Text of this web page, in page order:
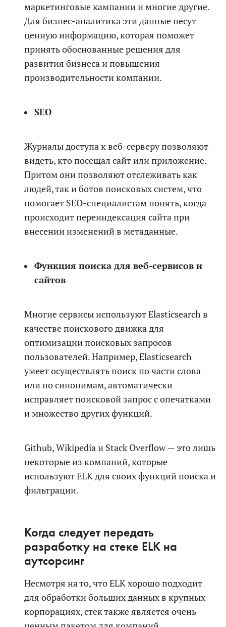
маркетинговые кампании и многие другие.
Для бизнес-аналитика эти данные несут
ценную информацию, которая поможет
принять обоснованные решения для
развития бизнеса и повышения
производительности компании.
SEO
Журналы доступа к веб-серверу позволяют
видеть, кто посещал сайт или приложение.
Притом они позволяют отслеживать как
людей, так и ботов поисковых систем, что
помогает SEO-специалистам понять, когда
происходит переиндексация сайта при
внесении изменений в метаданные.
Функция поиска для веб-сервисов и
сайтов
Многие сервисы используют Elasticsearch в
качестве поискового движка для
оптимизации поисковых запросов
пользователей. Например, Elasticsearch
умеет осуществлять поиск по части слова
или по синонимам, автоматически
исправляет поисковой запрос с опечатками
и множество других функций.
Github, Wikipedia и Stack Overflow — это лишь
некоторые из компаний, которые
используют ELK для своих функций поиска и
фильтрации.
Когда следует передать
разработку на стеке ELK на
аутсорсинг
Несмотря на то, что ELK хорошо подходит
для обработки больших данных в крупных
корпорациях, стек также является очень
СКАЧАТЬ ФАЙЛ